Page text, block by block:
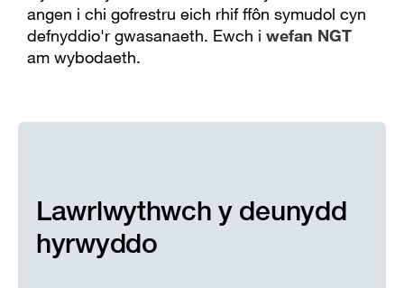
angen i chi gofrestru eich rhif ffôn symudol cyn
defnyddio'r gwasanaeth. Ewch i wefan NGT
am wybodaeth.
Lawrlwythwch y deunydd
hyrwyddo